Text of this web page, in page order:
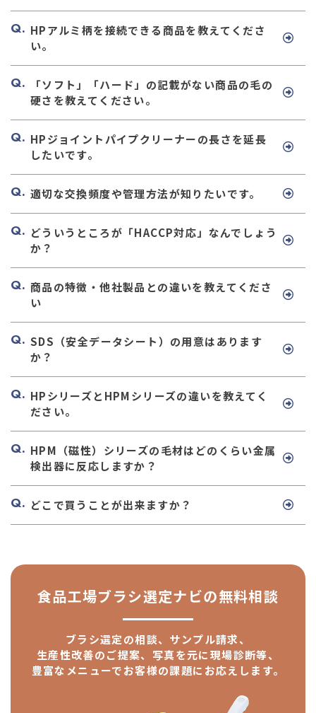
HPアルミ柄を接続できる商品を教えてくださ
い。
「ソフト」「ハード」の記載がない商品の毛の
硬さを教えてください。
HPジョイントパイプクリーナーの長さを延長
したいです。
適切な交換頻度や管理方法が知りたいです。
どういうところが「HACCP対応」なんでしょう
か？
商品の特徴・他社製品との違いを教えてくださ
い
SDS（安全データシート）の用意はあります
か？
HPシリーズとHPMシリーズの違いを教えてく
ださい。
HPM（磁性）シリーズの毛材はどのくらい金属
検出器に反応しますか？
どこで買うことが出来ますか？
食品工場ブラシ選定ナビの無料相談
ブラシ選定の相談、サンプル請求、
生産性改善のご提案、 写真を元に現場診断等、
豊富なメニューでお客様の課題にお応えします。